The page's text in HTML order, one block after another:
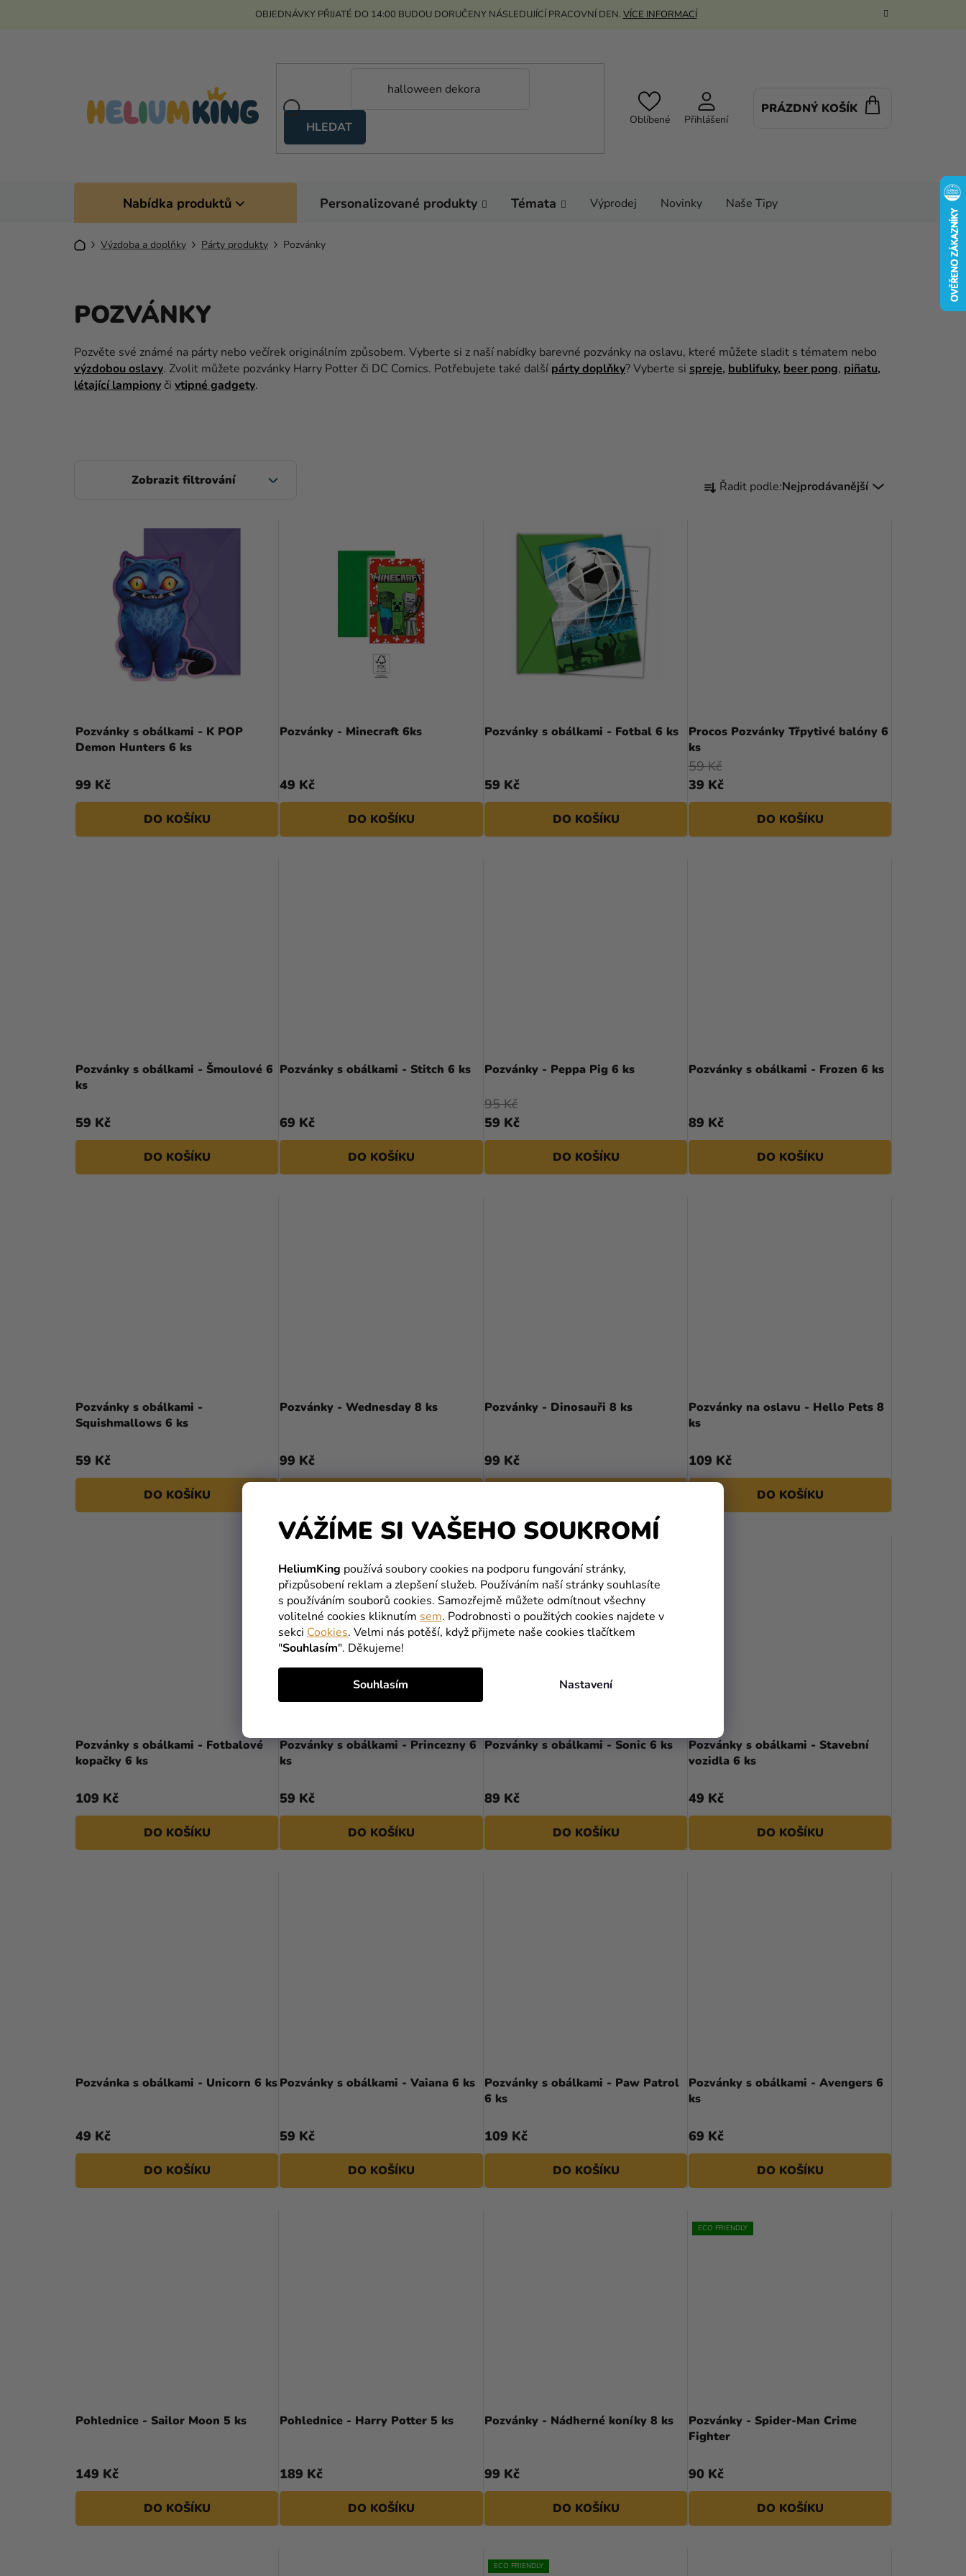
VÁŽÍME SI VAŠEHO SOUKROMÍ
HeliumKing používá soubory cookies na podporu fungování stránky,
přizpůsobení reklam a zlepšení služeb. Používáním naší stránky souhlasíte
s používáním souborů cookies. Samozřejmě můžete odmítnout všechny
volitelné cookies kliknutím sem. Podrobnosti o použitých cookies najdete v
sekci Cookies. Velmi nás potěší, když přijmete naše cookies tlačítkem
"Souhlasím". Děkujeme!
Nastavení
Souhlasím
OBJEDNÁVKY PŘIJATÉ DO 14:00 BUDOU DORUČENY NÁSLEDUJÍCÍ PRACOVNÍ DEN. VÍCE INFORMACÍ
HLEDAT Oblíbené Přihlášení
PRÁZDNÝ KOŠÍK
Nabídka produktů Personalizované produkty Témata Výprodej Novinky Naše Tipy
Domů Výzdoba a doplňky Párty produkty Pozvánky
POZVÁNKY
Pozvěte své známé na párty nebo večírek originálním způsobem. Vyberte si z naší nabídky barevné pozvánky na oslavu, které můžete sladit s tématem nebo
výzdobou oslavy. Zvolit můžete pozvánky Harry Potter či DC Comics. Potřebujete také další párty doplňky? Vyberte si spreje, bublifuky, beer pong, piñatu,
létající lampiony či vtipné gadgety.
A
N
E
L
Ř
U
K
T
Ů
Řadit podle:Nejprodávanější
D
U
K
T
Ů
Pozvánky s obálkami - K POP
Demon Hunters 6 ks
99 Kč
DO KOŠÍKU
Pozvánky - Minecraft 6ks
49 Kč
DO KOŠÍKU
Pozvánky s obálkami - Fotbal 6 ks
59 Kč
DO KOŠÍKU
Procos Pozvánky Třpytivé balóny 6
ks
39 Kč
59 Kč
DO KOŠÍKU
Pozvánky s obálkami - Šmoulové 6
ks
59 Kč
DO KOŠÍKU
Pozvánky s obálkami - Stitch 6 ks
69 Kč
DO KOŠÍKU
Pozvánky - Peppa Pig 6 ks
59 Kč
95 Kč
DO KOŠÍKU
Pozvánky s obálkami - Frozen 6 ks
89 Kč
DO KOŠÍKU
Pozvánky s obálkami -
Squishmallows 6 ks
59 Kč
DO KOŠÍKU
Pozvánky - Wednesday 8 ks
99 Kč
Pozvánky - Dinosauři 8 ks
99 Kč
Pozvánky na oslavu - Hello Pets 8
ks
109 Kč
DO KOŠÍKU
Pozvánky s obálkami - Fotbalové
kopačky 6 ks
109 Kč
DO KOŠÍKU
Pozvánky s obálkami - Princezny 6
ks
59 Kč
DO KOŠÍKU
Pozvánky s obálkami - Sonic 6 ks
89 Kč
DO KOŠÍKU
Pozvánky s obálkami - Stavební
vozidla 6 ks
49 Kč
DO KOŠÍKU
Pozvánka s obálkami - Unicorn 6 ks
49 Kč
DO KOŠÍKU
Pozvánky s obálkami - Vaiana 6 ks
59 Kč
DO KOŠÍKU
Pozvánky s obálkami - Paw Patrol
6 ks
109 Kč
DO KOŠÍKU
Pozvánky s obálkami - Avengers 6
ks
69 Kč
DO KOŠÍKU
Pohlednice - Sailor Moon 5 ks
149 Kč
DO KOŠÍKU
Pohlednice - Harry Potter 5 ks
189 Kč
DO KOŠÍKU
Pozvánky - Nádherné koníky 8 ks
99 Kč
DO KOŠÍKU
ECO FRIENDLY
Pozvánky - Spider-Man Crime
Fighter
90 Kč
DO KOŠÍKU
ECO FRIENDLY